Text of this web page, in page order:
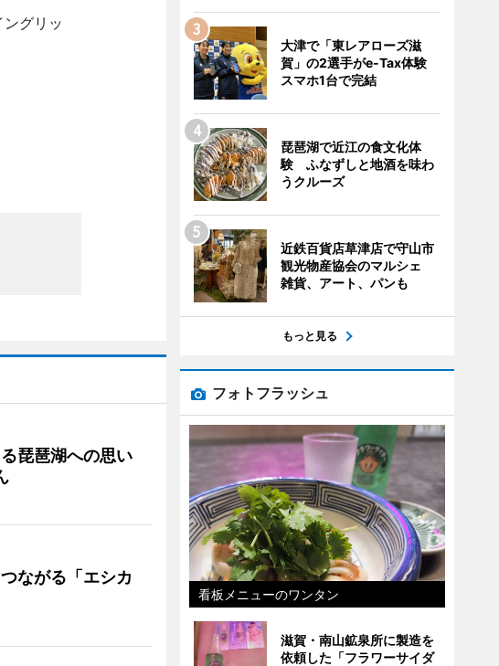
グリッ
琵琶湖への思い
ながる「エシカ
大津で「東レアローズ滋
賀」の2選手がe-Tax体験
スマホ1台で完結
琵琶湖で近江の食文化体
験 ふなずしと地酒を味わ
うクルーズ
近鉄百貨店草津店で守山市
観光物産協会のマルシェ
雑貨、アート、パンも
もっと見る
フォトフラッシュ
看板メニューのワンタン
滋賀・南山鉱泉所に製造を
依頼した「フラワーサイダ